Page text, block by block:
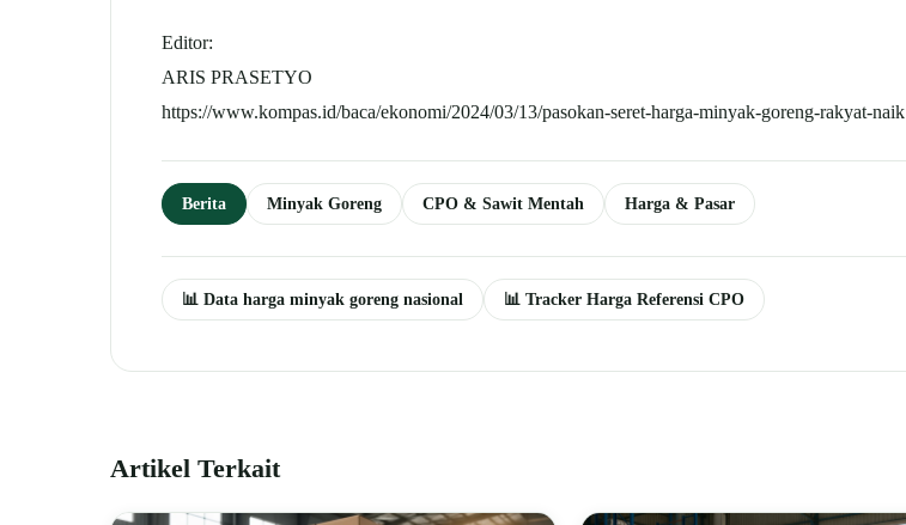
Editor:
ARIS PRASETYO
https://www.kompas.id/baca/ekonomi/2024/03/13/pasokan-seret-harga-minyak-goreng-rakyat-naik
Berita Minyak Goreng CPO & Sawit Mentah Harga & Pasar
📊 Data harga minyak goreng nasional 📊 Tracker Harga Referensi CPO
Artikel Terkait